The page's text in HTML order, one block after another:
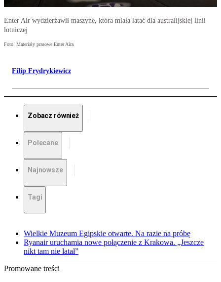
Enter Air wydzierżawił maszyne, która miała latać dla australijskiej linii
lotniczej
Foto: Materiały prasowe Enter Aira
Filip Frydrykiewicz
Zobacz również
Polecane
Najnowsze
Tagi
Wielkie Muzeum Egipskie otwarte. Na razie na próbę
Ryanair uruchamia nowe połączenie z Krakowa. „Jeszcze
nikt tam nie latał”
Promowane treści